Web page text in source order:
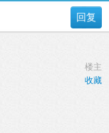
回复
楼主
收藏